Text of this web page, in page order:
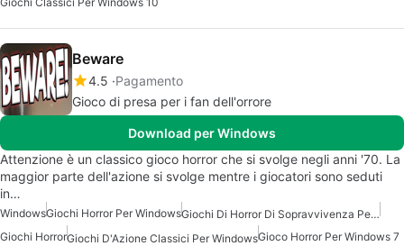
Beware
4.5 Pagamento
Gioco di presa per i fan dell'orrore
Download per Windows
Attenzione è un classico gioco horror che si svolge negli anni '70. La
maggior parte dell'azione si svolge mentre i giocatori sono seduti
in…
WindowsGiochi Horror Per Windows
Giochi Di Horror Di Sopravvivenza Per Windows 7
Giochi HorrorGiochi D'Azione Classici Per WindowsGioco Horror Per Windows 7